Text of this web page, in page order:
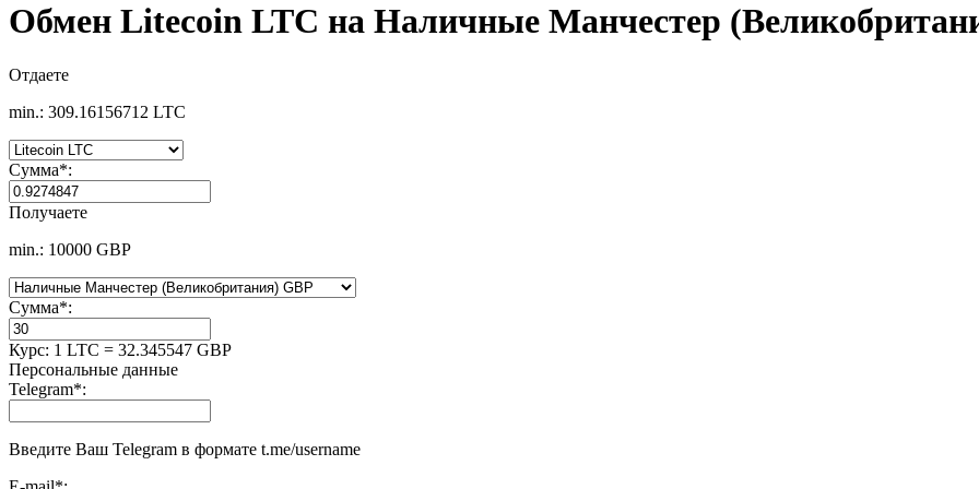
Обмен Litecoin LTC на Наличные Манчестер
Отдаете
min.: 309.16156712 LTC
Сумма*:
Получаете
min.: 10000 GBP
Сумма*:
Курс: 1 LTC = 32.345547 GBP
Персональные данные
Telegram*:
Введите Ваш Telegram в формате t.me/username